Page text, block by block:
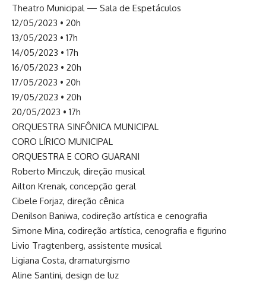
Theatro Municipal — Sala de Espetáculos
12/05/2023 • 20h
13/05/2023 • 17h
14/05/2023 • 17h
16/05/2023 • 20h
17/05/2023 • 20h
19/05/2023 • 20h
20/05/2023 • 17h
ORQUESTRA SINFÔNICA MUNICIPAL
CORO LÍRICO MUNICIPAL
ORQUESTRA E CORO GUARANI
Roberto Minczuk, direção musical
Ailton Krenak, concepção geral
Cibele Forjaz, direção cênica
Denilson Baniwa, codireção artística e cenografia
Simone Mina, codireção artística, cenografia e figurino
Livio Tragtenberg, assistente musical
Ligiana Costa, dramaturgismo
Aline Santini, design de luz